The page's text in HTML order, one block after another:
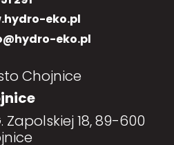
eko.pl
eko.pl
Chojnice
Zapolskiej 18, 89-600